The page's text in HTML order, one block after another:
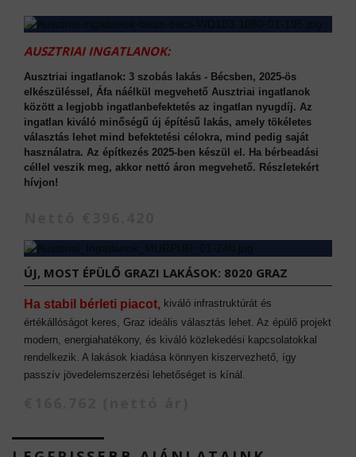
AUSZTRIAI INGATLANOK:
Ausztriai ingatlanok: 3 szobás lakás - Bécsben, 2025-ös
elkészüléssel, Áfa náélkül megvehető Ausztriai ingatlanok
között a legjobb ingatlanbefektetés az ingatlan nyugdíj. Az
ingatlan kiváló minőségű új építésű lakás, amely tökéletes
választás lehet mind befektetési célokra, mind pedig saját
használatra. Az építkezés 2025-ben készül el. Ha bérbeadási
céllel veszik meg, akkor nettó áron megvehető. Részletekért
hívjon!
ÚJ, MOST ÉPÜLŐ GRAZI LAKÁSOK: 8020 GRAZ
Ha stabil bérleti piacot, kiváló infrastruktúrát és
értékállóságot keres, Graz ideális választás lehet. Az épülő projekt
modern, energiahatékony, és kiváló közlekedési kapcsolatokkal
rendelkezik. A lakások kiadása könnyen kiszervezhető, így
passzív jövedelemszerzési lehetőséget is kínál.